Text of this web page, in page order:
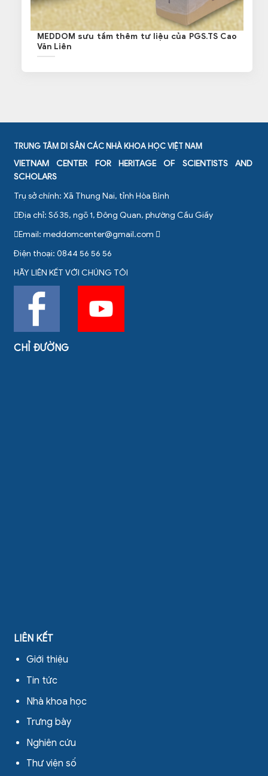
MEDDOM sưu tầm thêm tư liệu của PGS.TS Cao
Văn Liên
TRUNG TÂM DI SẢN CÁC NHÀ KHOA HỌC VIỆT NAM
VIETNAM CENTER FOR HERITAGE OF SCIENTISTS AND
SCHOLARS
Trụ sở chính: Xã Thung Nai, tỉnh Hòa Bình
Địa chỉ: Số 35, ngõ 1, Đông Quan, phường Cầu Giấy
Email: meddomcenter@gmail.com
Điện thoại: 0844 56 56 56
HÃY LIÊN KẾT VỚI CHÚNG TÔI
CHỈ ĐƯỜNG
LIÊN KẾT
Giới thiệu
Tin tức
Nhà khoa học
Trưng bày
Nghiên cứu
Thư viện số